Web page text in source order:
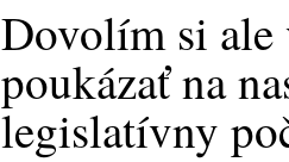
Dovolím si
poukázať na
legislatívny